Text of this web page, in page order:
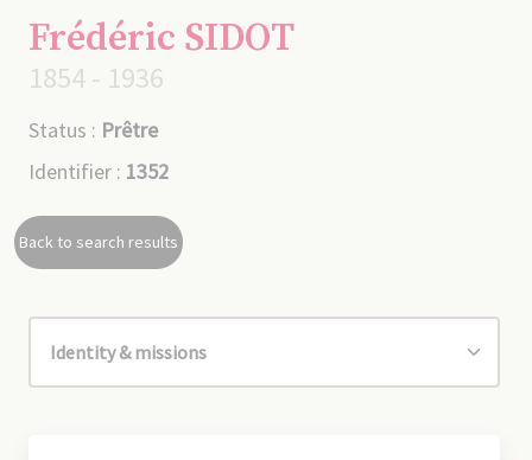
Frédéric SIDOT
1854 - 1936
Status : Prêtre
Identifier : 1352
Back to search results